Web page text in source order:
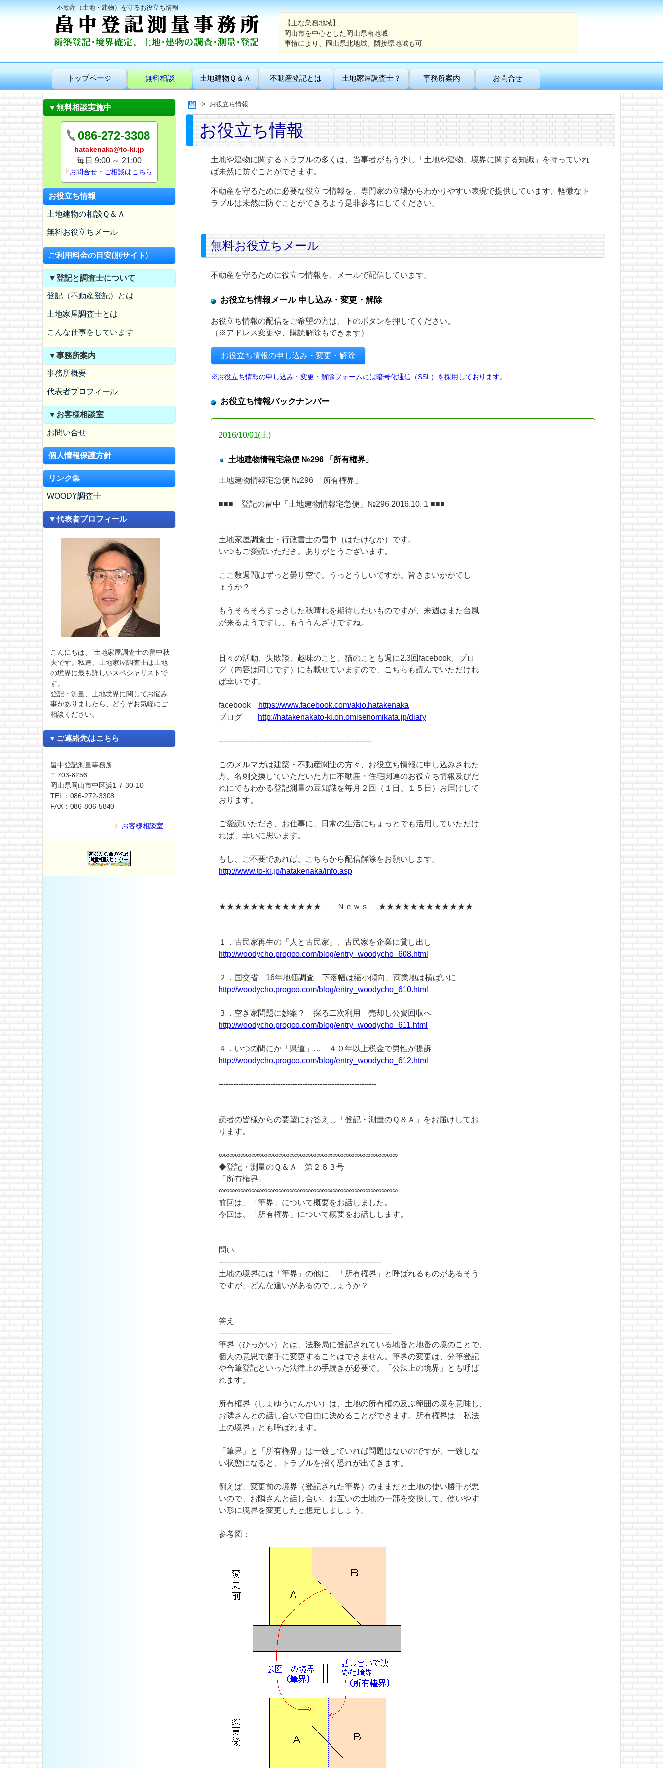
不動産（土地・建物）を守るお役立ち情報
【主な業務地域】
岡山市を中心とした岡山県南地域
事情により、岡山県北地域、隣接県地域も可
トップページ 無料相談 土地建物Ｑ＆Ａ 不動産登記とは 土地家屋調査士？ 事務所案内 お問合せ
▼無料相談実施中
086-272-3308
hatakenaka@to-ki.jp
毎日 9:00 ～ 21:00
お問合せ・ご相談はこちら
お役立ち情報
土地建物の相談Ｑ＆Ａ
無料お役立ちメール
ご利用料金の目安(別サイト)
▼登記と調査士について
登記（不動産登記）とは
土地家屋調査士とは
こんな仕事をしています
▼事務所案内
事務所概要
代表者プロフィール
▼お客様相談室
お問い合せ
個人情報保護方針
リンク集
WOODY調査士
▼代表者プロフィール
こんにちは、 土地家屋調査士の畠中秋
夫です。私達、土地家屋調査士は土地
の境界に最も詳しいスペシャリストで
す。
登記・測量、土地境界に関してお悩み
事がありましたら、どうぞお気軽にご
相談ください。
▼ご連絡先はこちら
畠中登記測量事務所
〒703-8256
岡山県岡山市中区浜1-7-30-10
TEL：086-272-3308
FAX：086-806-5840
お客様相談室
お役立ち情報
お役立ち情報
土地や建物に関するトラブルの多くは、当事者がもう少し「土地や建物、境界に関する知識」を持っていれ
ば未然に防ぐことができます。
不動産を守るために必要な役立つ情報を、専門家の立場からわかりやすい表現で提供しています。軽微なト
ラブルは未然に防ぐことができるよう是非参考にしてください。
無料お役立ちメール
不動産を守るために役立つ情報を、メールで配信しています。
お役立ち情報メール 申し込み・変更・解除
お役立ち情報の配信をご希望の方は、下のボタンを押してください。
（※アドレス変更や、購読解除もできます）
お役立ち情報の申し込み・変更・解除
※お役立ち情報の申し込み・変更・解除フォームには暗号化通信（SSL）を採用しております。
お役立ち情報バックナンバー
2016/10/01(土)
土地建物情報宅急便 №296 「所有権界」
土地建物情報宅急便 №296 「所有権界」
■■■ 登記の畠中「土地建物情報宅急便」№296 2016.10. 1 ■■■
土地家屋調査士・行政書士の畠中（はたけなか）です。
いつもご愛読いただき、ありがとうございます。
ここ数週間はずっと曇り空で、うっとうしいですが、皆さまいかがでし
ょうか？
もうそろそろすっきした秋晴れを期待したいものですが、来週はまた台風
が来るようですし、もううんざりですね。
日々の活動、失敗談、趣味のこと、猫のことも週に2.3回facebook、ブロ
グ（内容は同じです）にも載せていますので、こちらも読んでいただけれ
ば幸いです。
facebook
https://www.facebook.com/akio.hatakenaka
ブログ
http://hatakenakato-ki.on.omisenomikata.jp/diary
--------------------------------------------------------------
このメルマガは建築・不動産関連の方々、お役立ち情報に申し込みされた
方、名刺交換していただいた方に不動産・住宅関連のお役立ち情報及びだ
れにでもわかる登記測量の豆知識を毎月２回（１日、１５日）お届けして
おります。
ご愛読いただき、お仕事に、日常の生活にちょっとでも活用していただけ
れば、幸いに思います。
もし、ご不要であれば、こちらから配信解除をお願いします。
http://www.to-ki.jp/hatakenaka/info.asp
★★★★★★★★★★★★★ Ｎｅｗｓ ★★★★★★★★★★★★
１．古民家再生の「人と古民家」、古民家を企業に貸し出し
http://woodycho.progoo.com/blog/entry_woodycho_608.html
２．国交省 16年地価調査 下落幅は縮小傾向、商業地は横ばいに
http://woodycho.progoo.com/blog/entry_woodycho_610.html
３．空き家問題に妙案？ 探る二次利用 売却し公費回収へ
http://woodycho.progoo.com/blog/entry_woodycho_611.html
４．いつの間にか「県道」… ４０年以上税金で男性が提訴
http://woodycho.progoo.com/blog/entry_woodycho_612.html
----------------------------------------------------------------
読者の皆様からの要望にお答えし「登記・測量のＱ＆Ａ」をお届けしてお
ります。
∞∞∞∞∞∞∞∞∞∞∞∞∞∞∞∞∞∞∞∞∞∞∞∞∞∞∞∞∞∞∞∞∞
◆登記・測量のＱ＆Ａ 第２６３号
「所有権界」
∞∞∞∞∞∞∞∞∞∞∞∞∞∞∞∞∞∞∞∞∞∞∞∞∞∞∞∞∞∞∞∞∞
前回は、「筆界」について概要をお話しました。
今回は、「所有権界」について概要をお話しします。
問い
------------------------------------------------------------------
土地の境界には「筆界」の他に、「所有権界」と呼ばれるものがあるそう
ですが、どんな違いがあるのでしょうか？
答え
────────────────────────────────
筆界（ひっかい）とは、法務局に登記されている地番と地番の境のことで、
個人の意思で勝手に変更することはできません。筆界の変更は、分筆登記
や合筆登記といった法律上の手続きが必要で、「公法上の境界」とも呼ば
れます。
所有権界（しょゆうけんかい）は、土地の所有権の及ぶ範囲の境を意味し、
お隣さんとの話し合いで自由に決めることができます。所有権界は「私法
上の境界」とも呼ばれます。
「筆界」と「所有権界」は一致していれば問題はないのですが、一致しな
い状態になると、トラブルを招く恐れが出てきます。
例えば、変更前の境界（登記された筆界）のままだと土地の使い勝手が悪
いので、お隣さんと話し合い、お互いの土地の一部を交換して、使いやす
い形に境界を変更したと想定しましょう。
参考図：